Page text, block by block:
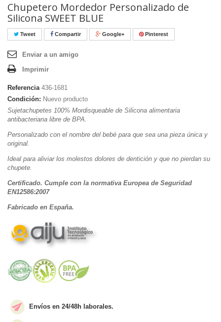
Chupetero Mordedor Personalizado de
Silicona SWEET BLUE
Tweet Compartir Google+ Pinterest
Enviar a un amigo
Imprimir
Referencia 436-1681
Condición: Nuevo producto
Sujetachupetes 100% Mordisqueable de Silicona alimentaria
antibacteriana libre de BPA.
Personalizado con el nombre del bebé para que sea una pieza única y
original.
Ideal para aliviar los molestos dolores de dentición y que no pierdan su
chupete.
Certificado. Cumple con la normativa Europea de Seguridad
EN12586:2007
Fabricado en España.
Envíos en 24/48h laborales.